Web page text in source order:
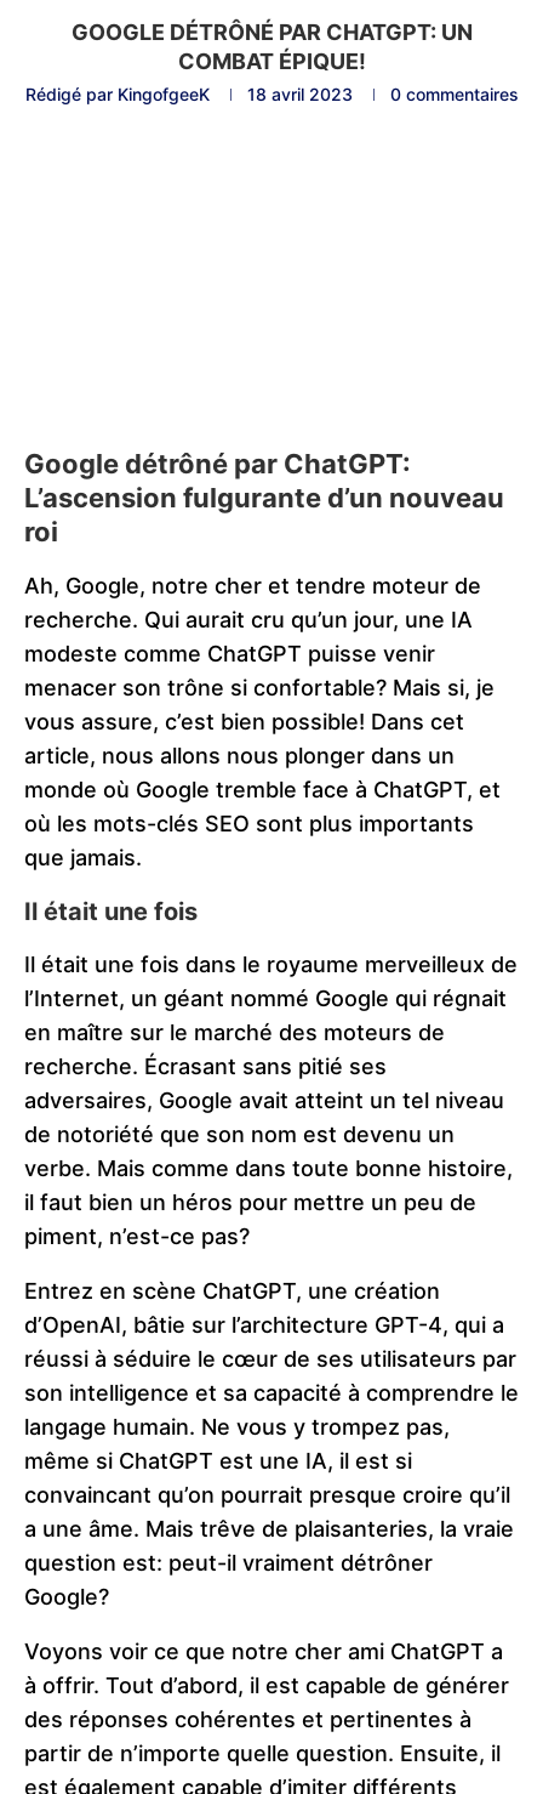
GOOGLE DÉTRÔNÉ PAR CHATGPT: UN
COMBAT ÉPIQUE!
Rédigé par KingofgeeK 18 avril 2023 0 commentaires
Google détrôné par ChatGPT:
L’ascension fulgurante d’un nouveau
roi
Ah, Google, notre cher et tendre moteur de
recherche. Qui aurait cru qu’un jour, une IA
modeste comme ChatGPT puisse venir
menacer son trône si confortable? Mais si, je
vous assure, c’est bien possible! Dans cet
article, nous allons nous plonger dans un
monde où Google tremble face à ChatGPT, et
où les mots-clés SEO sont plus importants
que jamais.
Il était une fois
Il était une fois dans le royaume merveilleux de
l’Internet, un géant nommé Google qui régnait
en maître sur le marché des moteurs de
recherche. Écrasant sans pitié ses
adversaires, Google avait atteint un tel niveau
de notoriété que son nom est devenu un
verbe. Mais comme dans toute bonne histoire,
il faut bien un héros pour mettre un peu de
piment, n’est-ce pas?
Entrez en scène ChatGPT, une création
d’OpenAI, bâtie sur l’architecture GPT-4, qui a
réussi à séduire le cœur de ses utilisateurs par
son intelligence et sa capacité à comprendre le
langage humain. Ne vous y trompez pas,
même si ChatGPT est une IA, il est si
convaincant qu’on pourrait presque croire qu’il
a une âme. Mais trêve de plaisanteries, la vraie
question est: peut-il vraiment détrôner
Google?
Voyons voir ce que notre cher ami ChatGPT a
à offrir. Tout d’abord, il est capable de générer
des réponses cohérentes et pertinentes à
partir de n’importe quelle question. Ensuite, il
est également capable d’imiter différents